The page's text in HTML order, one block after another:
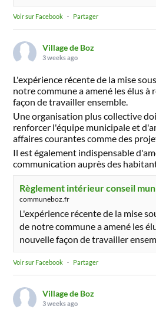
Voir sur Facebook · Partager
Village de Boz
3 weeks ago
L'expérience récente de la mise
notre commune a amené les élus à
façon de travailler ensemble.
Une organisation plus collective
renforcer l'équipe municipale et
affaires courantes comme des
Il est également indispensable
communication auprès des
Règlement intérieur conseil
communeboz.fr
L'expérience récente de la mise
de notre commune a amené les
nouvelle façon de travailler
Voir sur Facebook · Partager
Village de Boz
3 weeks ago